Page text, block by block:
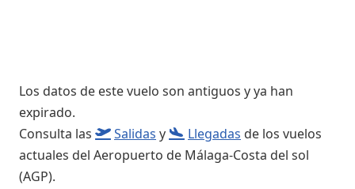
Los datos de este vuelo son antiguos y ya han
expirado.
Consulta las
Salidas y Llegadas de los vuelos
actuales del Aeropuerto de Málaga-Costa del sol
(AGP).